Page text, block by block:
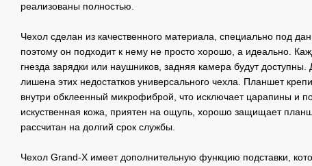
реализованы полностью.
Чехол сделан из качественного материала, специально под
поэтому он подходит к нему не просто хорошо, а идеально.
гнезда зарядки или наушников, задняя камера будут
лишена этих недостатков универсального чехла. Планшет
внутри обклеенный микрофиброй, что исключает царапины и
искуственная кожа, приятен на ощупь, хорошо защищает
рассчитан на долгий срок службы.
Чехол Grand-X имеет дополнительную функцию подставки,